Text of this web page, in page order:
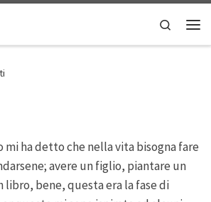
Search
mi ha detto che nella vita bisogna fare
avere un figlio, piantare un
libro, bene, questa era la fase di